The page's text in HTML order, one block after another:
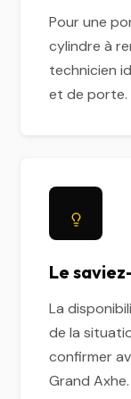
Pour une
cylindre à
technicien
et de porte.
Le
La
de la
confirmer
Grand Axhe.